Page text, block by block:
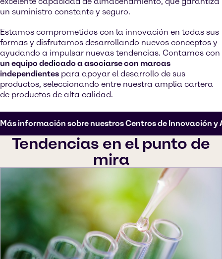
un suministro constante y seguro.
Estamos comprometidos con la innovación en todas sus
formas y disfrutamos desarrollando nuevos conceptos y
ayudando a impulsar nuevas tendencias. Contamos con
un equipo dedicado a asociarse con marcas
independientes para apoyar el desarrollo de sus
productos, seleccionando entre nuestra amplia cartera
de productos de alta calidad.
Más información sobre nuestros Centros de Innovación
Tendencias en el punto de
mira